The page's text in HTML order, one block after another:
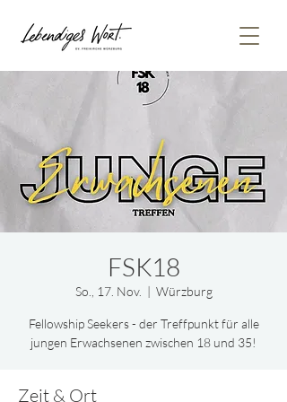
FSK18
So., 17. Nov.
  |
Würzburg
Fellowship Seekers - der Treffpunkt für alle
jungen Erwachsenen zwischen 18 und 35!
Zeit & Ort